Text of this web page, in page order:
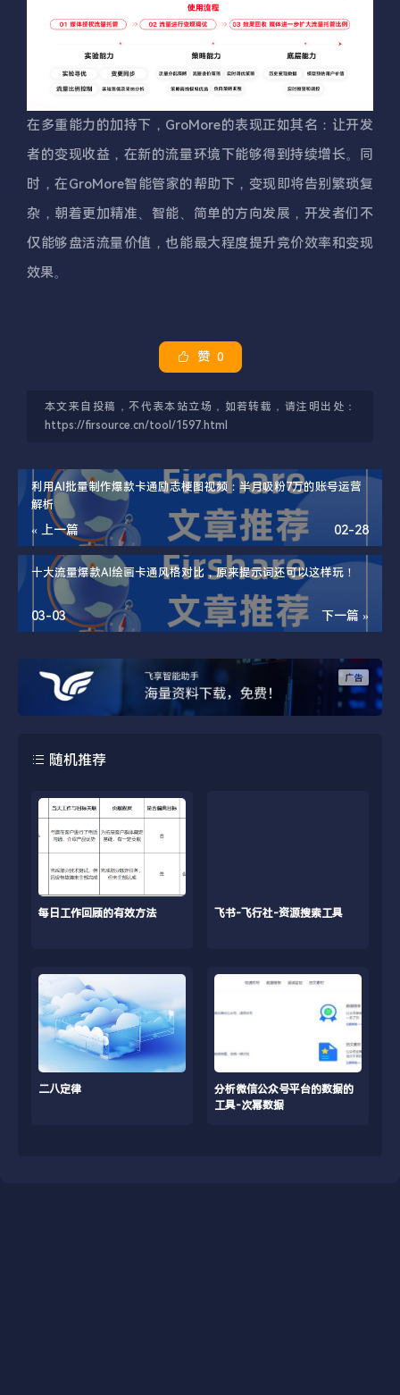
在多重能力的加持下，GroMore的表现正如其名：让开发
者的变现收益，在新的流量环境下能够得到持续增长。同
时，在GroMore智能管家的帮助下，变现即将告别繁琐复
杂，朝着更加精准、智能、简单的方向发展，开发者们不
仅能够盘活流量价值，也能最大程度提升竞价效率和变现
效果。
赞 0
本文来自投稿，不代表本站立场，如若转载，请注明出处：
https://firsource.cn/tool/1597.html
利用AI批量制作爆款卡通励志梗图视频：半月吸粉7万的账号运营
解析
« 上一篇 02-28
十大流量爆款AI绘画卡通风格对比，原来提示词还可以这样玩！
下一篇 »
03-03
随机推荐
每日工作回顾的有效方法 飞书-飞行社-资源搜索工具
二八定律
分析微信公众号平台的数据的
工具-次幂数据